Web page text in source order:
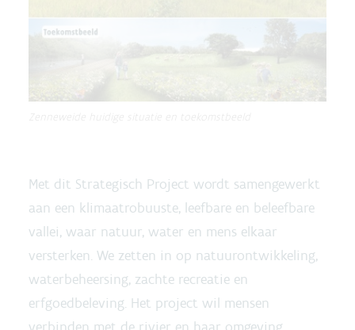
Met dit Strategisch Project wordt samengewerkt
aan een klimaatrobuuste, leefbare en beleefbare
vallei, waar natuur, water en mens elkaar
versterken. We zetten in op natuurontwikkeling,
waterbeheersing, zachte recreatie en
erfgoedbeleving. Het project wil mensen